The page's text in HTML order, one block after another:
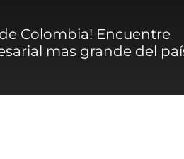
Colombia! Encuentre
mas grande del